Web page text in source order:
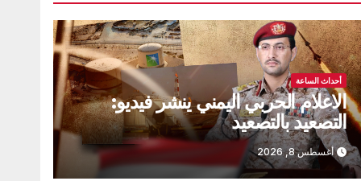
أحداث الساعة
الاعلام الحربي اليمني ينشر فيديو:
التصعيد بالتصعيد
أغسطس 8, 2026